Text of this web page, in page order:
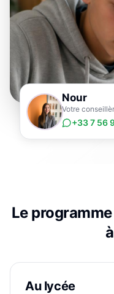
Nour
Votre
+33 7 56
Le
à
Au lycée